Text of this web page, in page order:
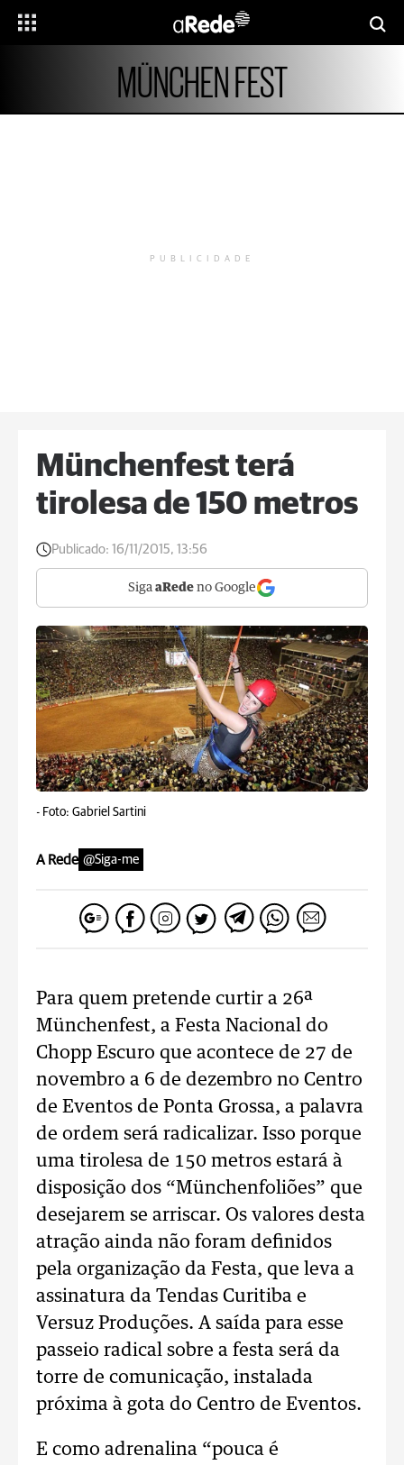
MÜNCHEN FEST
PUBLICIDADE
Münchenfest terá
tirolesa de 150 metros
Publicado: 16/11/2015, 13:56
Siga aRede no Google
- Foto: Gabriel Sartini
A Rede @Siga-me
Para quem pretende curtir a 26ª
Münchenfest, a Festa Nacional do
Chopp Escuro que acontece de 27 de
novembro a 6 de dezembro no Centro
de Eventos de Ponta Grossa, a palavra
de ordem será radicalizar. Isso porque
uma tirolesa de 150 metros estará à
disposição dos “Münchenfoliões” que
desejarem se arriscar. Os valores desta
atração ainda não foram definidos
pela organização da Festa, que leva a
assinatura da Tendas Curitiba e
Versuz Produções. A saída para esse
passeio radical sobre a festa será da
torre de comunicação, instalada
próxima à gota do Centro de Eventos.
E como adrenalina “pouca é